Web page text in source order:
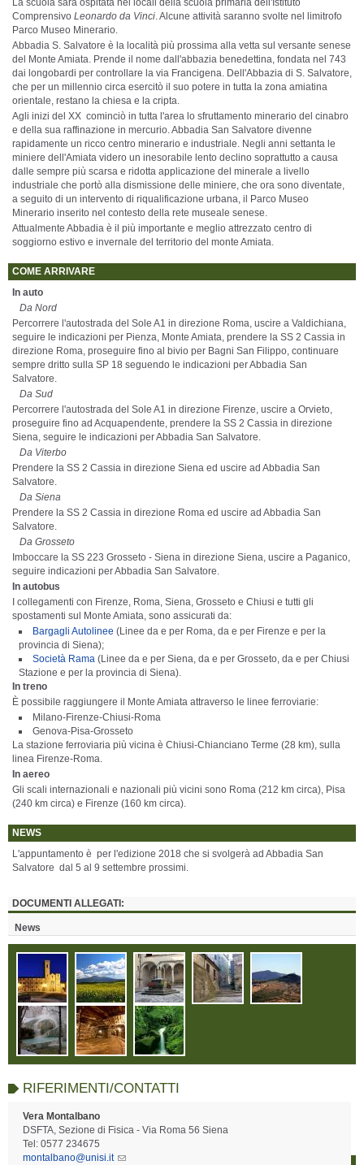
La scuola sarà ospitata nei locali della scuola primaria dell'Istituto
Comprensivo Leonardo da Vinci. Alcune attività saranno svolte nel limitrofo
Parco Museo Minerario.
Abbadia S. Salvatore è la località più prossima alla vetta sul versante senese
del Monte Amiata. Prende il nome dall'abbazia benedettina, fondata nel 743
dai longobardi per controllare la via Francigena. Dell'Abbazia di S. Salvatore,
che per un millennio circa esercitò il suo potere in tutta la zona amiatina
orientale, restano la chiesa e la cripta.
Agli inizi del XX cominciò in tutta l'area lo sfruttamento minerario del cinabro
e della sua raffinazione in mercurio. Abbadia San Salvatore divenne
rapidamente un ricco centro minerario e industriale. Negli anni settanta le
miniere dell'Amiata videro un inesorabile lento declino soprattutto a causa
dalle sempre più scarsa e ridotta applicazione del minerale a livello
industriale che portò alla dismissione delle miniere, che ora sono diventate,
a seguito di un intervento di riqualificazione urbana, il Parco Museo
Minerario inserito nel contesto della rete museale senese.
Attualmente Abbadia è il più importante e meglio attrezzato centro di
soggiorno estivo e invernale del territorio del monte Amiata.
COME ARRIVARE
In auto
Da Nord
Percorrere l'autostrada del Sole A1 in direzione Roma, uscire a Valdichiana,
seguire le indicazioni per Pienza, Monte Amiata, prendere la SS 2 Cassia in
direzione Roma, proseguire fino al bivio per Bagni San Filippo, continuare
sempre dritto sulla SP 18 seguendo le indicazioni per Abbadia San
Salvatore.
Da Sud
Percorrere l'autostrada del Sole A1 in direzione Firenze, uscire a Orvieto,
proseguire fino ad Acquapendente, prendere la SS 2 Cassia in direzione
Siena, seguire le indicazioni per Abbadia San Salvatore.
Da Viterbo
Prendere la SS 2 Cassia in direzione Siena ed uscire ad Abbadia San
Salvatore.
Da Siena
Prendere la SS 2 Cassia in direzione Roma ed uscire ad Abbadia San
Salvatore.
Da Grosseto
Imboccare la SS 223 Grosseto - Siena in direzione Siena, uscire a Paganico,
seguire indicazioni per Abbadia San Salvatore.
In autobus
I collegamenti con Firenze, Roma, Siena, Grosseto e Chiusi e tutti gli
spostamenti sul Monte Amiata, sono assicurati da:
Bargagli Autolinee (Linee da e per Roma, da e per Firenze e per la
provincia di Siena);
Società Rama (Linee da e per Siena, da e per Grosseto, da e per Chiusi
Stazione e per la provincia di Siena).
In treno
È possibile raggiungere il Monte Amiata attraverso le linee ferroviarie:
Milano-Firenze-Chiusi-Roma
Genova-Pisa-Grosseto
La stazione ferroviaria più vicina è Chiusi-Chianciano Terme (28 km), sulla
linea Firenze-Roma.
In aereo
Gli scali internazionali e nazionali più vicini sono Roma (212 km circa), Pisa
(240 km circa) e Firenze (160 km circa).
NEWS
L'appuntamento è per l'edizione 2018 che si svolgerà ad Abbadia San
Salvatore dal 5 al 9 settembre prossimi.
DOCUMENTI ALLEGATI:
News
RIFERIMENTI/CONTATTI
Vera Montalbano
DSFTA, Sezione di Fisica - Via Roma 56 Siena
Tel: 0577 234675
montalbano@unisi.it